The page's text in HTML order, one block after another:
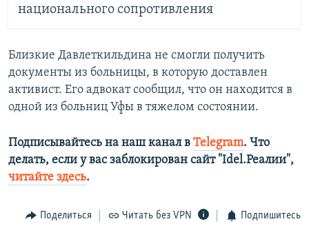
национального сопротивления
Близкие Давлеткильдина не смогли получить
документы из больницы, в которую доставлен
активист. Его адвокат сообщил, что он находится в
одной из больниц Уфы в тяжелом состоянии.
Подписывайтесь на наш канал в Telegram. Что
делать, если у вас заблокирован сайт "Idel.Реалии",
читайте здесь.
Поделиться Читать без VPN Подпишитесь